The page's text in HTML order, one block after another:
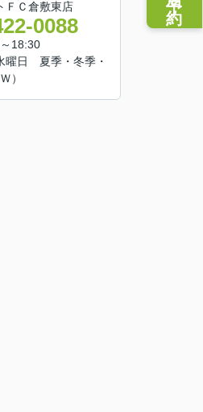
ＦＣ倉敷東店
0088
18:30
曜日 夏季・冬季・
）